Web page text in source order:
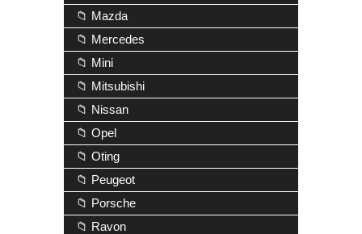
📁 Mazda
📁 Mercedes
📁 Mini
📁 Mitsubishi
📁 Nissan
📁 Opel
📁 Oting
📁 Peugeot
📁 Porsche
📁 Ravon